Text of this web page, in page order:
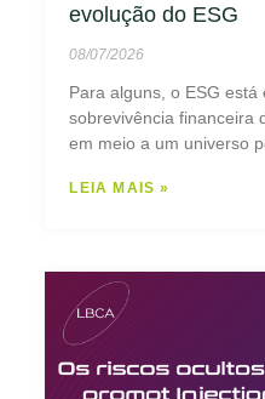
evolução do ESG
08/07/2026
Para alguns, o ESG está
sobrevivência financeira
em meio a um universo
LEIA MAIS »